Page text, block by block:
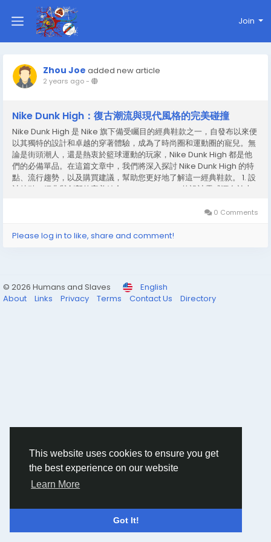
This website uses cookies to ensure you get
the best experience on our website
Learn More
Got It!
Join
Zhou Joe added new article
2 years ago-
Nike Dunk High：復古潮流與現代風格的完美碰撞
Nike Dunk High 是 Nike 旗下備受矚目的經典鞋款之一，自發布以來便
以其獨特的設計和卓越的穿著體驗，成為了時尚圈和運動圈的寵兒。無
論是街頭潮人，還是熱衷於籃球運動的玩家，Nike Dunk High 都是他
們的必備單品。在這篇文章中，我們將深入探討 Nike Dunk High 的特
點、流行趨勢，以及購買建議，幫助您更好地了解這一經典鞋款。 1. 設
計特點：經典與創新的完美結合Nike Dunk High 的設計靈感源自於上
采用了優質的皮革和合成材料，使得整體外觀既經典又不失現代感。尤
論是鞋頭、鞋舌還是鞋側的 Swoosh 標誌，都體現出濃郁的復古風
0 Comments
Please log in to like, share and comment!
© 2026 Humans and Slaves
English
About
Links Privacy Terms Contact Us Directory